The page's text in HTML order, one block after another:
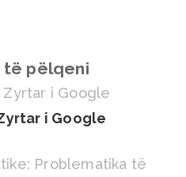
të pëlqeni
i Google